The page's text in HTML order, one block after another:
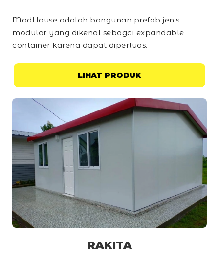
ModHouse adalah bangunan prefab jenis
modular yang dikenal sebagai expandable
container karena dapat diperluas.
LIHAT PRODUK
RAKITA